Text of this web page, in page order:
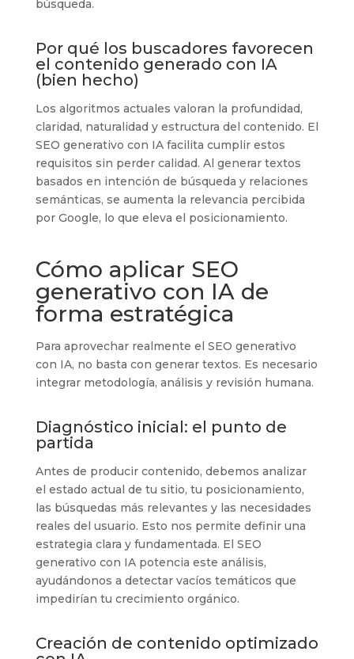
búsqueda.
Por qué los buscadores favorecen
el contenido generado con IA
(bien hecho)
Los algoritmos actuales valoran la profundidad,
claridad, naturalidad y estructura del contenido. El
SEO generativo con IA facilita cumplir estos
requisitos sin perder calidad. Al generar textos
basados en intención de búsqueda y relaciones
semánticas, se aumenta la relevancia percibida
por Google, lo que eleva el posicionamiento.
Cómo aplicar SEO
generativo con IA de
forma estratégica
Para aprovechar realmente el SEO generativo
con IA, no basta con generar textos. Es necesario
integrar metodología, análisis y revisión humana.
Diagnóstico inicial: el punto de
partida
Antes de producir contenido, debemos analizar
el estado actual de tu sitio, tu posicionamiento,
las búsquedas más relevantes y las necesidades
reales del usuario. Esto nos permite definir una
estrategia clara y fundamentada. El SEO
generativo con IA potencia este análisis,
ayudándonos a detectar vacíos temáticos que
impedirían tu crecimiento orgánico.
Creación de contenido optimizado